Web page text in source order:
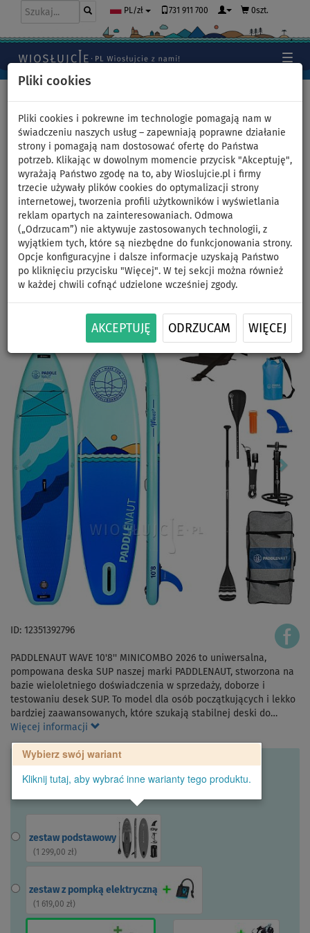
Pliki cookies
Pliki cookies i pokrewne im technologie pomagają nam w
świadczeniu naszych usług – zapewniają poprawne działanie
strony i pomagają nam dostosować ofertę do Państwa
potrzeb. Klikając w dowolnym momencie przycisk "Akceptuję",
wyrażają Państwo zgodę na to, aby Wioslujcie.pl i firmy
trzecie używały plików cookies do optymalizacji strony
internetowej, tworzenia profili użytkowników i wyświetlania
reklam opartych na zainteresowaniach. Odmowa
(„Odrzucam”) nie aktywuje zastosowanych technologii, z
wyjątkiem tych, które są niezbędne do funkcjonowania strony.
Opcje konfiguracyjne i dalsze informacje uzyskają Państwo
po kliknięciu przycisku "Więcej". W tej sekcji można również
w każdej chwili cofnąć udzielone wcześniej zgody.
AKCEPTUJĘ ODRZUCAM WIĘCEJ
PL/zł 731 911 700 0szt.
Deska SUP PADDLENAUT WAVE
10'8'' MINICOMBO 2026 -
pompowany paddleboard -
wariant: +zestaw siedzisko
DO
-1 %
2-WARST-
WOWY
DO
150 kg
DARMOWA
DOSTAWA
Next
ID: 12351392796
PADDLENAUT WAVE 10'8'' MINICOMBO 2026 to uniwersalna,
pompowana deska SUP naszej marki PADDLENAUT, stworzona na
bazie wieloletniego doświadczenia w sprzedaży, doborze i
testowaniu desek SUP. To model dla osób początkujących i lekko
bardziej zaawansowanych, które szukają stabilnej deski do…
Więcej informacji
Wybierz swój wariant
Kliknij tutaj, aby wybrać inne warianty tego produktu.
zestaw podstawowy
( 1 299,00 zł)
zestaw z pompką elektryczną
( 1 619,00 zł)